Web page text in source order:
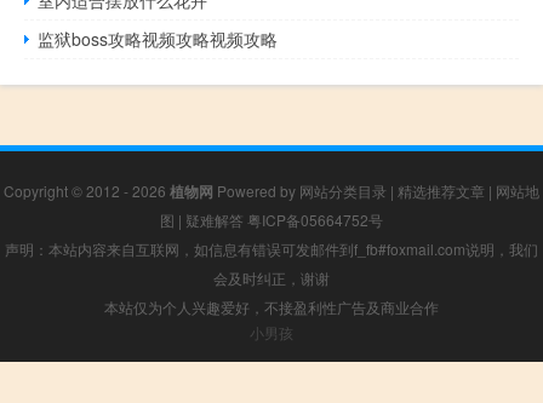
监狱boss攻略视频攻略视频攻略
Copyright © 2012 - 2026 植物网 Powered by 网站分类目录 | 精选推荐文章 | 网站地
图 | 疑难解答 粤ICP备05664752号
声明：本站内容来自互联网，如信息有错误可发邮件到f_fb#foxmail.com说明，我们
会及时纠正，谢谢
本站仅为个人兴趣爱好，不接盈利性广告及商业合作
小男孩